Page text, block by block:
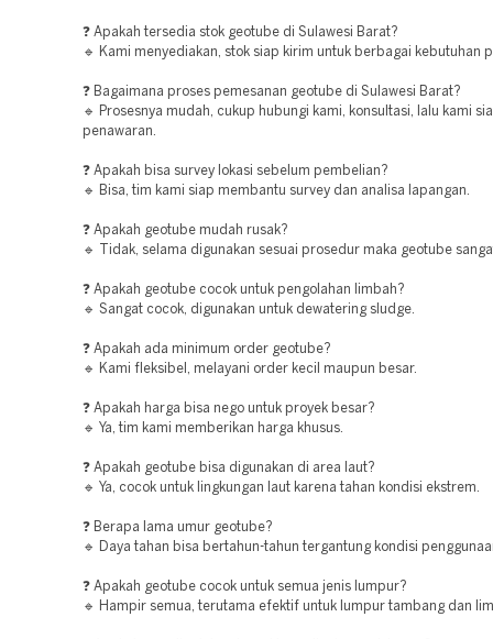
❓ Apakah tersedia stok geotube di Sulawesi Barat?
🔹 Kami menyediakan, stok siap kirim untuk berbagai kebutuhan
❓ Bagaimana proses pemesanan geotube di Sulawesi Barat?
🔹 Prosesnya mudah, cukup hubungi kami, konsultasi, lalu kami
penawaran.
❓ Apakah bisa survey lokasi sebelum pembelian?
🔹 Bisa, tim kami siap membantu survey dan analisa lapangan.
❓ Apakah geotube mudah rusak?
🔹 Tidak, selama digunakan sesuai prosedur maka geotube
❓ Apakah geotube cocok untuk pengolahan limbah?
🔹 Sangat cocok, digunakan untuk dewatering sludge.
❓ Apakah ada minimum order geotube?
🔹 Kami fleksibel, melayani order kecil maupun besar.
❓ Apakah harga bisa nego untuk proyek besar?
🔹 Ya, tim kami memberikan harga khusus.
❓ Apakah geotube bisa digunakan di area laut?
🔹 Ya, cocok untuk lingkungan laut karena tahan kondisi ekstrem.
❓ Berapa lama umur geotube?
🔹 Daya tahan bisa bertahun-tahun tergantung kondisi
❓ Apakah geotube cocok untuk semua jenis lumpur?
🔹 Hampir semua, terutama efektif untuk lumpur tambang dan